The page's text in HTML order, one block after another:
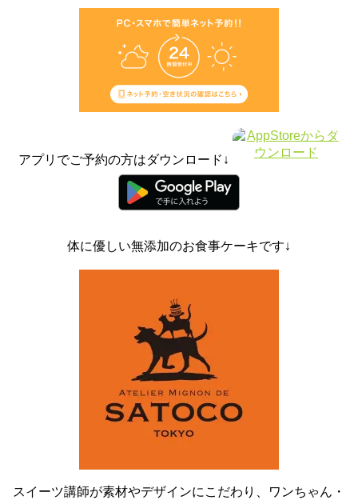
アプリでご予約の方はダウンロード↓
体に優しい無添加のお食事ケーキです↓
スイーツ講師が素材やデザインにこだわり、ワンちゃん・